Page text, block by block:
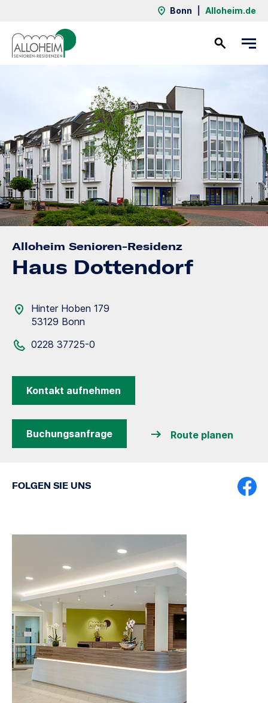
Bonn Alloheim.de
Alloheim Senioren-Residenz
Haus Dottendorf
Hinter Hoben 179
53129 Bonn
0228 37725-0
Kontakt aufnehmen
Buchungsanfrage Route planen
FOLGEN SIE UNS